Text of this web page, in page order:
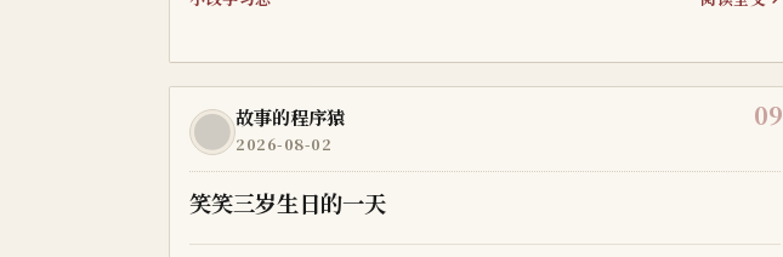
09
故事的程序猿
2026-08-02
笑笑三岁生日的一天